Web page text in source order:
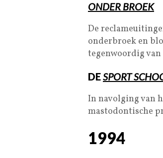
ONDER BROEK
De
onderbroek en
tegenwoordig van
DESPORT
In navolging van
mastodontische
1994